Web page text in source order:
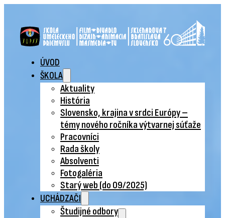
ÚVOD
ŠKOLA
Aktuality
História
Slovensko, krajina v srdci Európy –
témy nového ročníka výtvarnej súťaže
Pracovníci
Rada školy
Absolventi
Fotogaléria
Starý web (do 09/2025)
UCHÁDZAČI
Študijné odbory